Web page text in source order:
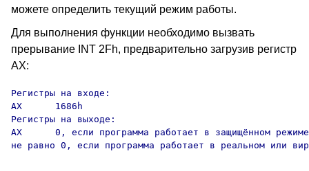
можете определить текущий режим работы.
Для выполнения функции необходимо вызвать
прерывание INT 2Fh, предварительно загрузив регистр
AX:
Регистры на входе:
AX      1686h
Регистры на выходе:
AX      0, если программа работает в защищённом
не равно 0, если программа работает в реальном или